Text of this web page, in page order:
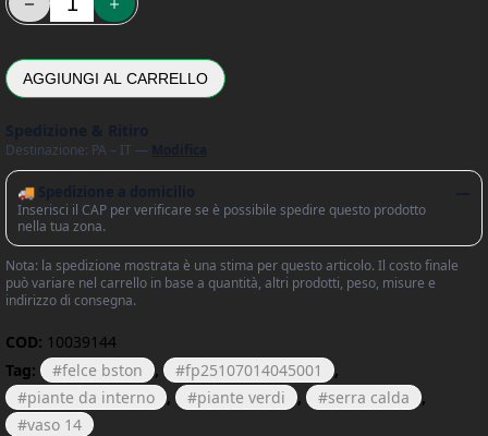
AGGIUNGI AL CARRELLO
Destinazione: PA – IT —
🚚 Spedizione a domicilio
Inserisci il CAP per verificare se è possibile spedire questo prodotto
nella tua zona.
Nota: la spedizione mostrata è una stima per questo articolo. Il costo finale
può variare nel carrello in base a quantità, altri prodotti, peso, misure e
indirizzo di consegna.
COD: 10039144
Tag:
felce bston , fp25107014045001
,
piante da interno
, piante verdi , serra calda
,
vaso 14